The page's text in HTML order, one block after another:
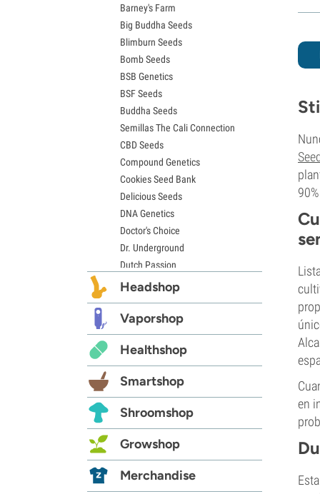
en
Semillas de Jack Herer
Semillas de Girl Scout Cookies
Semillas de Wedding Cake
Semillas de Zkittlez
Semillas de Pineapple Express
Semillas de Chemdawg
Semillas de Hindu Kush
Semillas de Mimosa
Barney's Farm
Big Buddha Seeds
Blimburn Seeds
Bomb Seeds
BSB Genetics
BSF Seeds
Buddha Seeds
Semillas The Cali Connection
CBD Seeds
Compound Genetics
Cookies Seed Bank
Delicious Seeds
DNA Genetics
Doctor's Choice
Dr. Underground
Dutch Passion
Elite Seeds
Exotic Seed
Expert Seeds
FastBuds
Female Seeds
French Touch Seeds
Garden of Green
GeneSeeds
G13 Labs
Grass-O-Matic
Headshop
Vaporshop
Healthshop
Smartshop
Shroomshop
Growshop
Merchandise